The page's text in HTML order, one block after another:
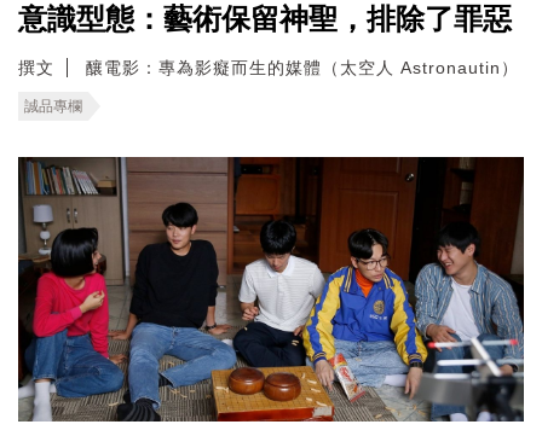
意識型態：藝術保留神聖，排除了罪惡
撰文 釀電影：專為影癡而生的媒體（太空人 Astronautin）
誠品專欄